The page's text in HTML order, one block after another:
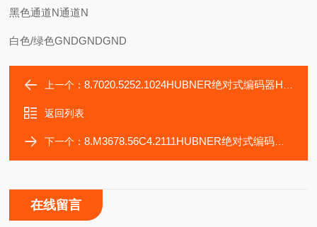
黑色通道N通道N
白色/绿色GNDGNDGND
上一个：8.7020.5252.1024HUBNER绝对式编码器HOG9D1024I+D1024I
返回列表
下一个：8.M3678.56C4.2111HUBNER绝对式编码器HOG9D1024I+D1024I
在线留言